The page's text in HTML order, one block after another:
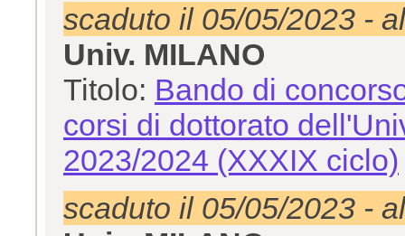
scaduto il 05/05/2023 -
Univ. MILANO
Titolo: Bando di
corsi di dottorato
2023/2024 (XXXIX ciclo)
scaduto il 05/05/2023 -